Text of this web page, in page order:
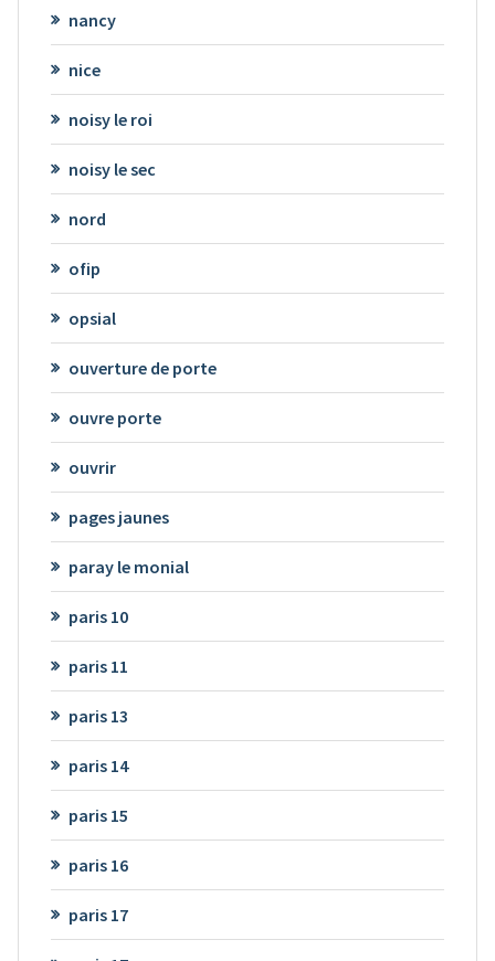
nancy
nice
noisy le roi
noisy le sec
nord
ofip
opsial
ouverture de porte
ouvre porte
ouvrir
pages jaunes
paray le monial
paris 10
paris 11
paris 13
paris 14
paris 15
paris 16
paris 17